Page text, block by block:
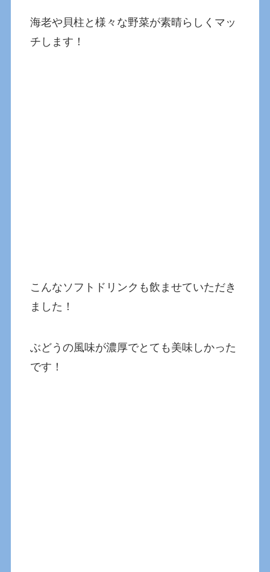
海老や貝柱と様々な野菜が素晴らしくマッ
チします！
こんなソフトドリンクも飲ませていただき
ました！
ぶどうの風味が濃厚でとても美味しかった
です！